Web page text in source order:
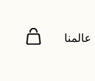
عالمنا